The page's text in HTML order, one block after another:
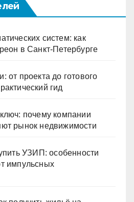
систем: как
в Санкт-Петербурге
от проекта до готового
гид
почему компании
рынок недвижимости
УЗИП: особенности
импульсных